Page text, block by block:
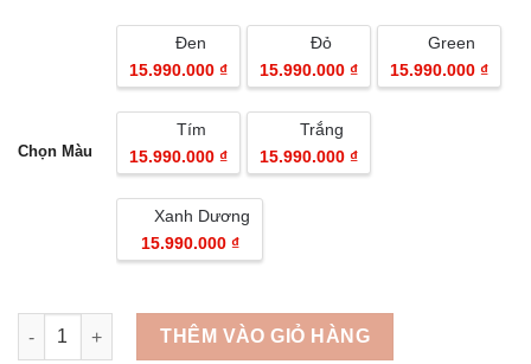
Chọn Màu
Đen
15.990.000 ₫
Đỏ
15.990.000 ₫
Green
15.990.000 ₫
Tím
15.990.000 ₫
Trắng
15.990.000 ₫
Xanh Dương
15.990.000 ₫
Quantity
THÊM VÀO GIỎ HÀNG